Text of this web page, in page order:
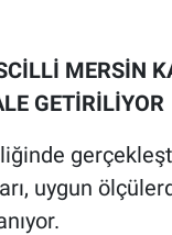
MERSİN
GETİRİLİYOR
uygun